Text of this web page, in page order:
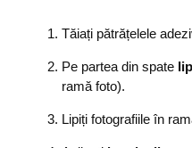
Tăiați pătrățelele
Pe partea din spate
ramă foto).
Lipiți fotografiile în